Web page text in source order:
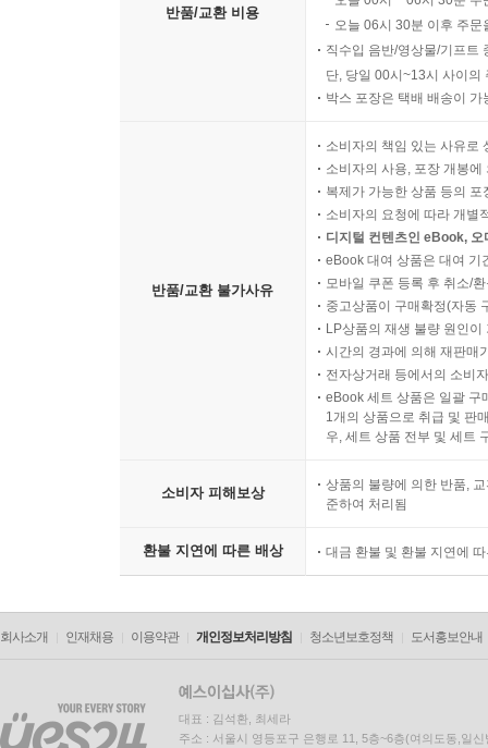
반품/교환 비용
오늘 06시 30분 이후 주
직수입 음반/영상물/기프트
단, 당일 00시~13시 사이의
박스 포장은 택배 배송이
반품/교환 불가사유
소비자의 책임 있는 사유로
소비자의 사용, 포장 개봉
복제가 가능한 상품 등의
소비자의 요청에 따라 개별
디지털 컨텐츠인 eBook,
eBook 대여 상품은 대여 기
모바일 쿠폰 등록 후 취소/
중고상품이 구매확정(자동
LP상품의 재생 불량 원인
시간의 경과에 의해 재판매
전자상거래 등에서의 소비
eBook 세트 상품은 일괄 구
1개의 상품으로 취급 및 판
우, 세트 상품 전부 및 세트
소비자 피해보상
상품의 불량에 의한 반품,
준하여 처리됨
환불 지연에 따른 배상 대금 환불 및 환불 지연에
회사소개 인재채용 이용약관 개인정보처리방침 청소년보호정책 도서홍보안내
대표 : 김석환, 최세라
주소 : 서울시 영등포구 은행로 11, 5층~6층(여의도동,일신